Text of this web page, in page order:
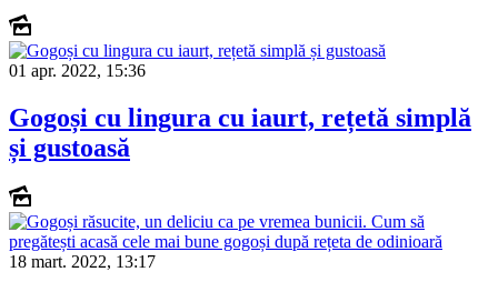
01 apr. 2022, 15:36
Gogoși cu lingura cu iaurt, rețetă simplă
și gustoasă
18 mart. 2022, 13:17